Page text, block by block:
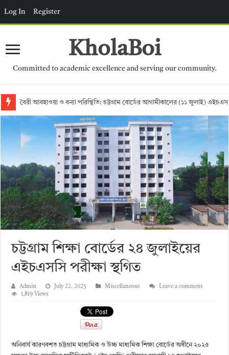
KholaBoi
Committed to academic excellence and serving our community.
বৈরী আবহাওয়া ও বন্যা পরিস্থিতি: চট্টগ্রাম বোর্ডের আগামীকালের (১১ জুলাই)
চট্টগ্রাম শিক্ষা বোর্ডের ২৪ জুলাইয়ের
এইচএসসি পরীক্ষা স্থগিত
Admin July 22, 2025 Miscellaneous
Leave a comment
1,819 Views
অনিবার্য কারণবশত চট্টগ্রাম মাধ্যমিক ও উচ্চ মাধ্যমিক শিক্ষা বোর্ডের অধীনে ২০২৫
Log In Register